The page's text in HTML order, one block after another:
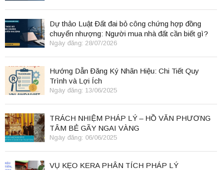
Dự thảo Luật Đất đai bỏ công chứng hợp đồng
chuyển nhượng: Người mua nhà đất cần biết gì?
Ngày đăng: 28/07/2026
Hướng Dẫn Đăng Ký Nhãn Hiệu: Chi Tiết Quy
Trình và Lợi Ích
Ngày đăng: 13/06/2025
TRÁCH NHIỆM PHÁP LÝ – HỒ VĂN PHƯƠNG
TÂM BẺ GÃY NGAI VÀNG
Ngày đăng: 06/06/2025
VỤ KẸO KERA PHÂN TÍCH PHÁP LÝ